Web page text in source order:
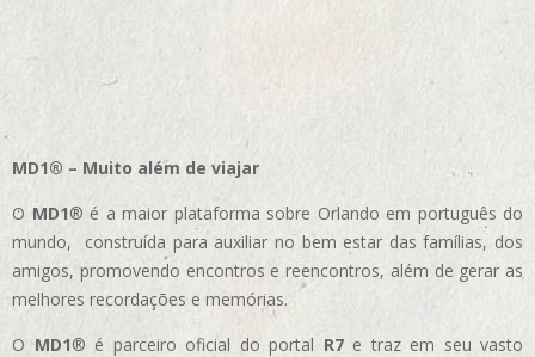
MD1® – Muito além de viajar
O MD1® é a maior plataforma sobre Orlando em português do
mundo, construída para auxiliar no bem estar das famílias, dos
amigos, promovendo encontros e reencontros, além de gerar as
melhores recordações e memórias.
OMD1® é parceiro oficial do portal R7e traz em seu vasto